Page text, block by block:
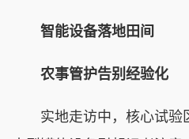
智能设备落地田间
农事管护告别经验化
实地走访中，核心试验